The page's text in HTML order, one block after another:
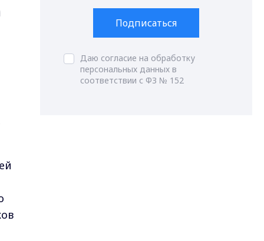
Подписаться
Даю согласие на обработку
персональных данных в
соответствии с ФЗ № 152